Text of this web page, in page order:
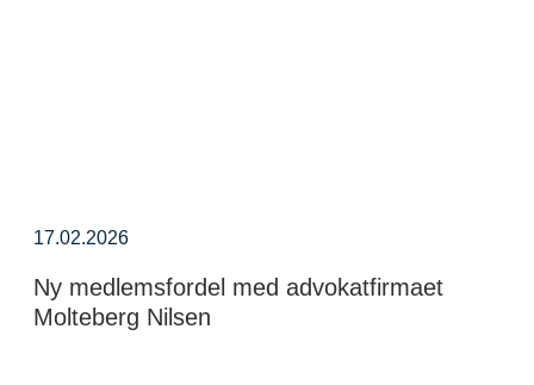
17.02.2026
Ny medlemsfordel med advokatfirmaet
Molteberg Nilsen